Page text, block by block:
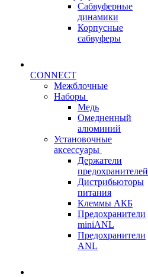
Сабвуферные
динамики
Корпусные
сабвуферы
CONNECT
Межблочные
Наборы
Медь
Омедненный
алюминий
Установочные
аксессуары
Держатели
предохранителей
Дистрибьюторы
питания
Клеммы АКБ
Предохранители
miniANL
Предохранители
ANL